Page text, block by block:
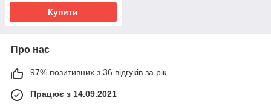
Купити
Про нас
97% позитивних з 36 відгуків за рік
Працює з 14.09.2021